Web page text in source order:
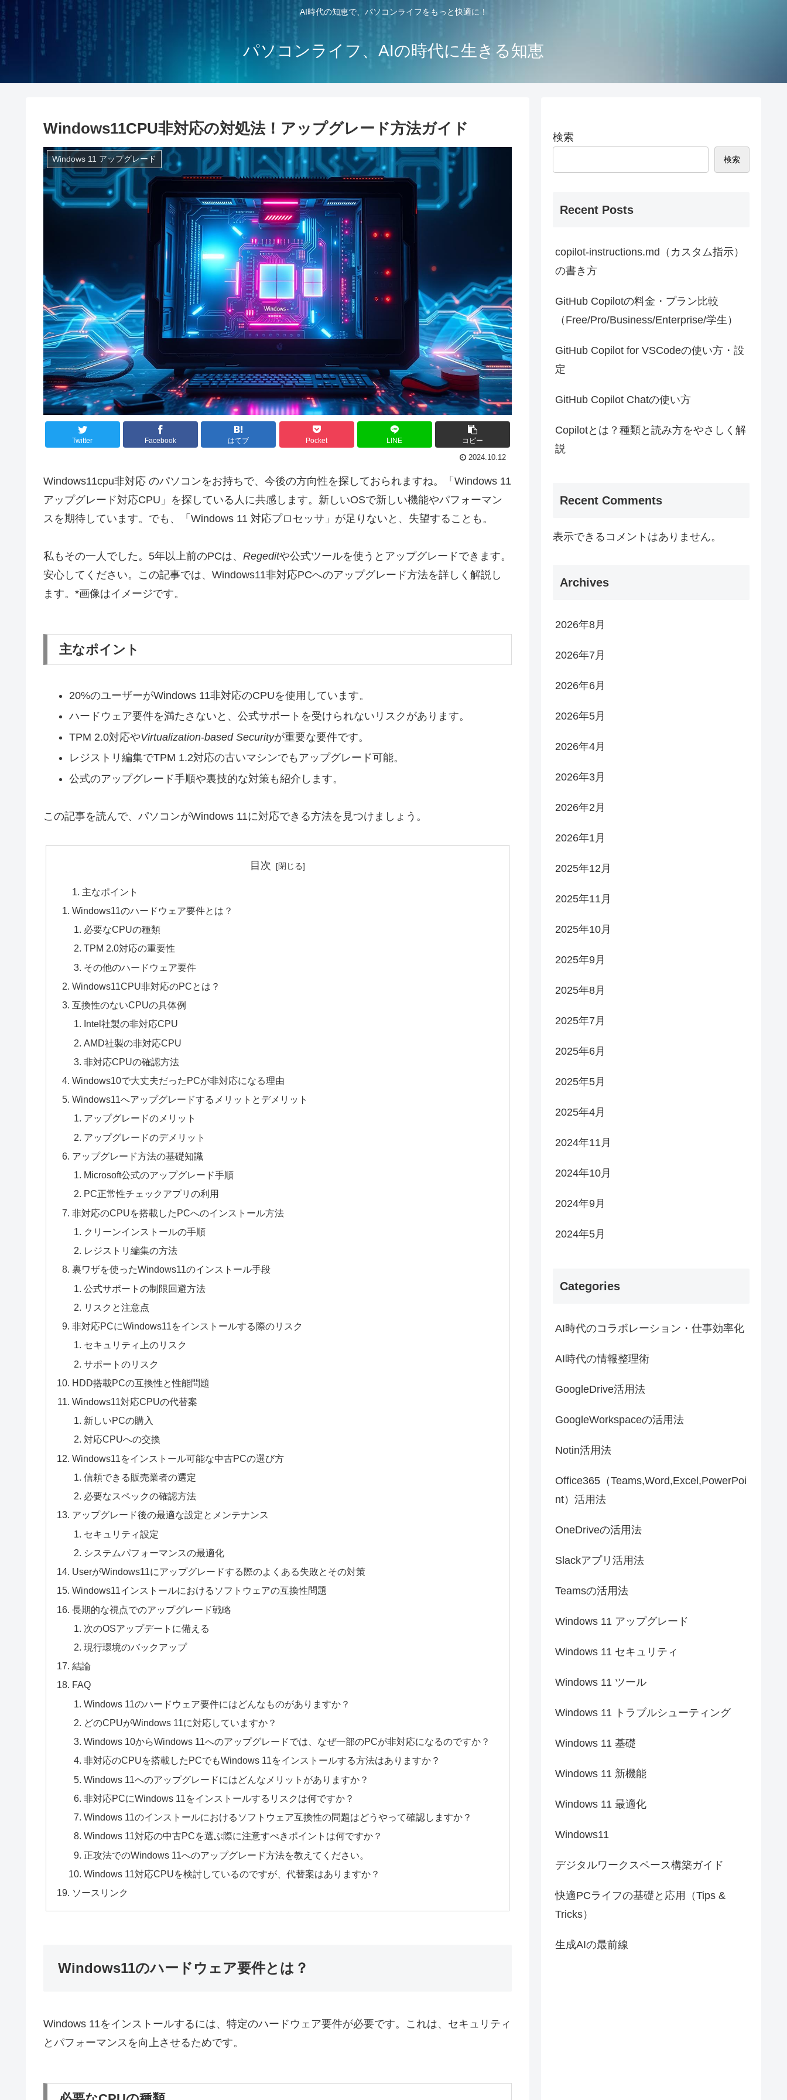
AI時代の知恵で、パソコンライフをもっと快適に！
パソコンライフ、AIの時代に生きる知恵
Windows11CPU非対応の対処法！アップグレード方法ガイド
Windows 11 アップグレード
Twitter Facebook はてブ Pocket LINE コピー
2024.10.12
Windows11cpu非対応 のパソコンをお持ちで、今後の方向性を探しておられますね。「Windows 11
アップグレード対応CPU」を探している人に共感します。新しいOSで新しい機能やパフォーマン
スを期待しています。でも、「Windows 11 対応プロセッサ」が足りないと、失望することも。
私もその一人でした。5年以上前のPCは、 Regeditや公式ツールを使うとアップグレードできます。
安心してください。この記事では、Windows11非対応PCへのアップグレード方法を詳しく解説し
ます。*画像はイメージです。
主なポイント
20%のユーザーがWindows 11非対応のCPUを使用しています。
ハードウェア要件を満たさないと、公式サポートを受けられないリスクがあります。
TPM 2.0対応やVirtualization-based Securityが重要な要件です。
レジストリ編集でTPM 1.2対応の古いマシンでもアップグレード可能。
公式のアップグレード手順や裏技的な対策も紹介します。
この記事を読んで、パソコンがWindows 11に対応できる方法を見つけましょう。
目次
主なポイント
Windows11のハードウェア要件とは？
必要なCPUの種類
TPM 2.0対応の重要性
その他のハードウェア要件
Windows11CPU非対応のPCとは？
互換性のないCPUの具体例
Intel社製の非対応CPU
AMD社製の非対応CPU
非対応CPUの確認方法
Windows10で大丈夫だったPCが非対応になる理由
Windows11へアップグレードするメリットとデメリット
アップグレードのメリット
アップグレードのデメリット
アップグレード方法の基礎知識
Microsoft公式のアップグレード手順
PC正常性チェックアプリの利用
非対応のCPUを搭載したPCへのインストール方法
クリーンインストールの手順
レジストリ編集の方法
裏ワザを使ったWindows11のインストール手段
公式サポートの制限回避方法
リスクと注意点
非対応PCにWindows11をインストールする際のリスク
セキュリティ上のリスク
サポートのリスク
HDD搭載PCの互換性と性能問題
Windows11対応CPUの代替案
新しいPCの購入
対応CPUへの交換
Windows11をインストール可能な中古PCの選び方
信頼できる販売業者の選定
必要なスペックの確認方法
アップグレード後の最適な設定とメンテナンス
セキュリティ設定
システムパフォーマンスの最適化
UserがWindows11にアップグレードする際のよくある失敗とその対策
Windows11インストールにおけるソフトウェアの互換性問題
長期的な視点でのアップグレード戦略
次のOSアップデートに備える
現行環境のバックアップ
結論
FAQ
Windows 11のハードウェア要件にはどんなものがありますか？
どのCPUがWindows 11に対応していますか？
Windows 10からWindows 11へのアップグレードでは、なぜ一部のPCが非対応になるのですか？
非対応のCPUを搭載したPCでもWindows 11をインストールする方法はありますか？
Windows 11へのアップグレードにはどんなメリットがありますか？
非対応PCにWindows 11をインストールするリスクは何ですか？
Windows 11のインストールにおけるソフトウェア互換性の問題はどうやって確認しますか？
Windows 11対応の中古PCを選ぶ際に注意すべきポイントは何ですか？
正攻法でのWindows 11へのアップグレード方法を教えてください。
Windows 11対応CPUを検討しているのですが、代替案はありますか？
ソースリンク
Windows11のハードウェア要件とは？
Windows 11をインストールするには、特定のハードウェア要件が必要です。これは、セキュリティ
とパフォーマンスを向上させるためです。
検索
検索
Recent Posts
copilot-instructions.md（カスタム指示）
の書き方
GitHub Copilotの料金・プラン比較
（Free/Pro/Business/Enterprise/学生）
GitHub Copilot for VSCodeの使い方・設
定
GitHub Copilot Chatの使い方
Copilotとは？種類と読み方をやさしく解
説
Recent Comments
表示できるコメントはありません。
Archives
2026年8月
2026年7月
2026年6月
2026年5月
2026年4月
2026年3月
2026年2月
2026年1月
2025年12月
2025年11月
2025年10月
2025年9月
2025年8月
2025年7月
2025年6月
2025年5月
2025年4月
2024年11月
2024年10月
2024年9月
2024年5月
Categories
AI時代のコラボレーション・仕事効率化
AI時代の情報整理術
GoogleDrive活用法
GoogleWorkspaceの活用法
Notin活用法
Office365（Teams,Word,Excel,PowerPoi
nt）活用法
OneDriveの活用法
Slackアプリ活用法
Teamsの活用法
Windows 11 アップグレード
Windows 11 セキュリティ
Windows 11 ツール
Windows 11 トラブルシューティング
Windows 11 基礎
Windows 11 新機能
Windows 11 最適化
Windows11
デジタルワークスペース構築ガイド
快適PCライフの基礎と応用（Tips &
Tricks）
生成AIの最前線